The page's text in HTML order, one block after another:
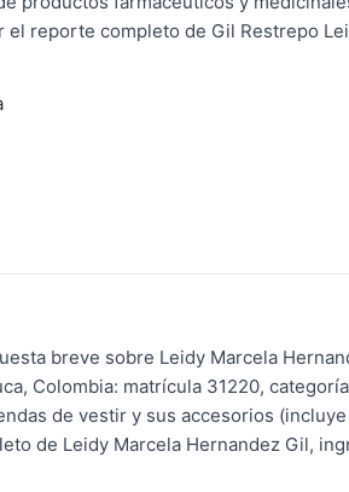
reporte completo de Gil Restrepo
breve sobre Leidy Marcela
Colombia: matrícula 31220,
de vestir y sus accesorios
de Leidy Marcela Hernandez Gil,